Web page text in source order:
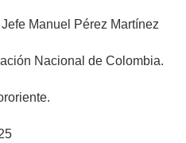
Manuel Pérez Martínez
Nacional de Colombia.